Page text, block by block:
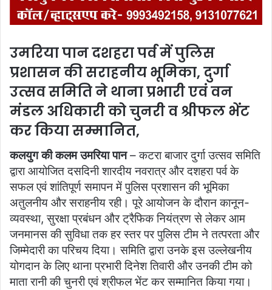
उमरिया पान दशहरा पर्व में पुलिस
प्रशासन की सराहनीय भूमिका, दुर्गा
उत्सव समिति ने थाना प्रभारी एवं वन
मंडल अधिकारी को चुनरी व श्रीफल भेंट
कर किया सम्मानित,
कलयुग की कलम उमरिया पान– कटरा बाजार दुर्गा उत्सव समिति
द्वारा आयोजित दसदिनी शारदीय नवरात्र और दशहरा पर्व के
सफल एवं शांतिपूर्ण समापन में पुलिस प्रशासन की भूमिका
अतुलनीय और सराहनीय रही। पूरे आयोजन के दौरान कानून-
व्यवस्था, सुरक्षा प्रबंधन और ट्रैफिक नियंत्रण से लेकर आम
जनमानस की सुविधा तक हर स्तर पर पुलिस टीम ने तत्परता और
जिम्मेदारी का परिचय दिया। समिति द्वारा उनके इस उल्लेखनीय
योगदान के लिए थाना प्रभारी दिनेश तिवारी और उनकी टीम को
माता रानी की चुनरी एवं श्रीफल भेंट कर सम्मानित किया गया।